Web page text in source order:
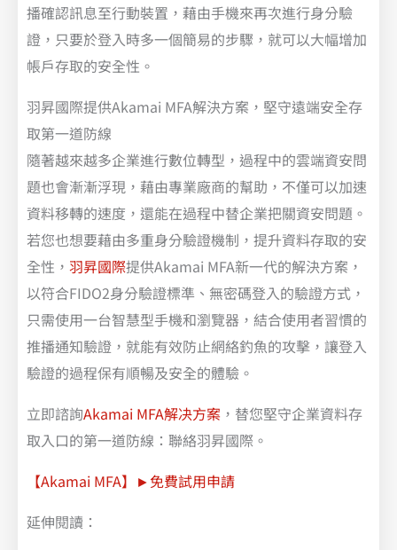
播確認訊息至行動裝置，藉由手機來再次進行身分驗
證，只要於登入時多一個簡易的步驟，就可以大幅增加
帳戶存取的安全性。
羽昇國際提供Akamai MFA解決方案，堅守遠端安全存
取第一道防線
隨著越來越多企業進行數位轉型，過程中的雲端資安問
題也會漸漸浮現，藉由專業廠商的幫助，不僅可以加速
資料移轉的速度，還能在過程中替企業把關資安問題。
若您也想要藉由多重身分驗證機制，提升資料存取的安
全性， 羽昇國際提供Akamai MFA新一代的解決方案，
以符合FIDO2身分驗證標準、無密碼登入的驗證方式，
只需使用一台智慧型手機和瀏覽器，結合使用者習慣的
推播通知驗證，就能有效防止網絡釣魚的攻擊，讓登入
驗證的過程保有順暢及安全的體驗。
立即諮詢Akamai MFA解决方案 ，替您堅守企業資料存
取入口的第一道防線：聯絡羽昇國際。
【Akamai MFA】►免費試用申請
延伸閱讀：